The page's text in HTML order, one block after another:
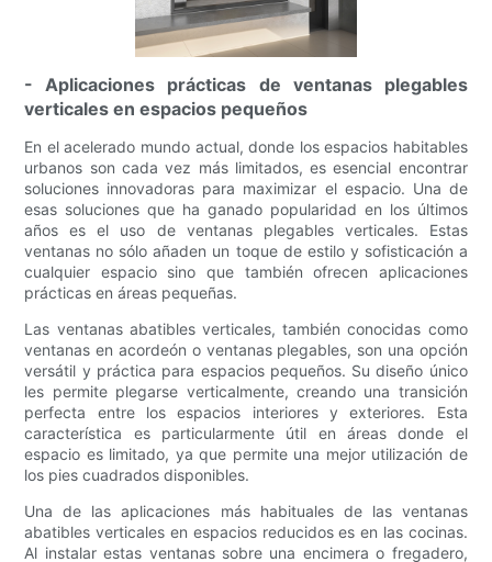
- Aplicaciones prácticas de ventanas plegables
verticales en espacios pequeños
En el acelerado mundo actual, donde los espacios habitables
urbanos son cada vez más limitados, es esencial encontrar
soluciones innovadoras para maximizar el espacio. Una de
esas soluciones que ha ganado popularidad en los últimos
años es el uso de ventanas plegables verticales. Estas
ventanas no sólo añaden un toque de estilo y sofisticación a
cualquier espacio sino que también ofrecen aplicaciones
prácticas en áreas pequeñas.
Las ventanas abatibles verticales, también conocidas como
ventanas en acordeón o ventanas plegables, son una opción
versátil y práctica para espacios pequeños. Su diseño único
les permite plegarse verticalmente, creando una transición
perfecta entre los espacios interiores y exteriores. Esta
característica es particularmente útil en áreas donde el
espacio es limitado, ya que permite una mejor utilización de
los pies cuadrados disponibles.
Una de las aplicaciones más habituales de las ventanas
abatibles verticales en espacios reducidos es en las cocinas.
Al instalar estas ventanas sobre una encimera o fregadero,